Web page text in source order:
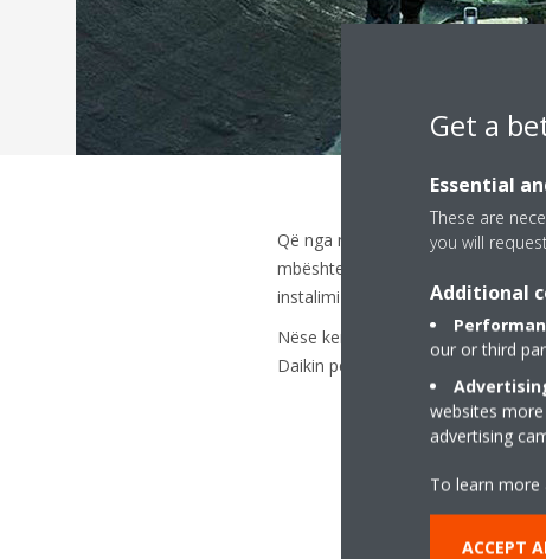
Që nga ndezja dhe testimi deri te
mbështetje për çdo hap të
instalimi i Daikin të vazhdojë të
Nëse keni përvojë të pakët me
Daikin për të marrë trajnim dhe
Get a
Essential
These are
you will
Additional
our or third
websites
advertising
To learn
ACCEPT